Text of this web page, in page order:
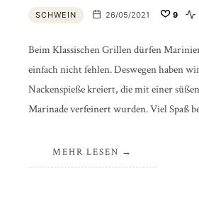
SCHWEIN 26/05/2021 9
Beim Klassischen Grillen dürfen
einfach nicht fehlen. Deswegen haben
Nackenspieße kreiert, die mit einer
Marinade verfeinert wurden. Viel Spaß
MEHR LESEN